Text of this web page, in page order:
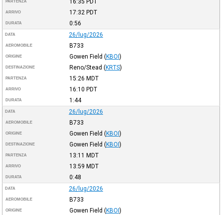
PARTENZA 16:35 PDT
ARRIVO 17:32 PDT
DURATA 0:56
DATA 26/lug/2026
AEROMOBILE B733
ORIGINE Gowen Field (KBOI )
DESTINAZIONE Reno/Stead (KRTS)
PARTENZA 15:26 MDT
ARRIVO 16:10 PDT
DURATA 1:44
DATA 26/lug/2026
AEROMOBILE B733
ORIGINE Gowen Field (KBOI )
DESTINAZIONE Gowen Field (KBOI )
PARTENZA 13:11 MDT
ARRIVO 13:59 MDT
DURATA 0:48
DATA 26/lug/2026
AEROMOBILE B733
ORIGINE Gowen Field (KBOI )